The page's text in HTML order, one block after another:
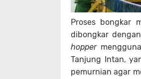
Proses bongkar
dibongkar
hopper
Tanjung Intan,
pemurnian agar